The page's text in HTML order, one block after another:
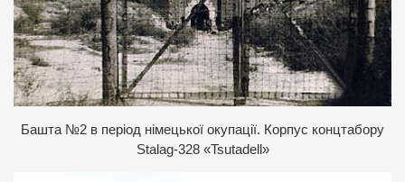
Башта №2 в період німецької окупації. Корпус концтабору
Stalag-328 «Tsutadell»